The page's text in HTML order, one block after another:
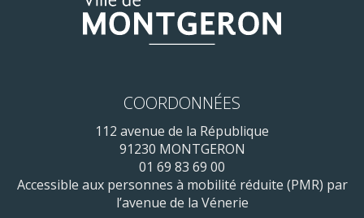
COORDONNÉES
112 avenue de la République
91230 MONTGERON
01 69 83 69 00
Accessible aux personnes à mobilité réduite (PMR) par
l’avenue de la Vénerie